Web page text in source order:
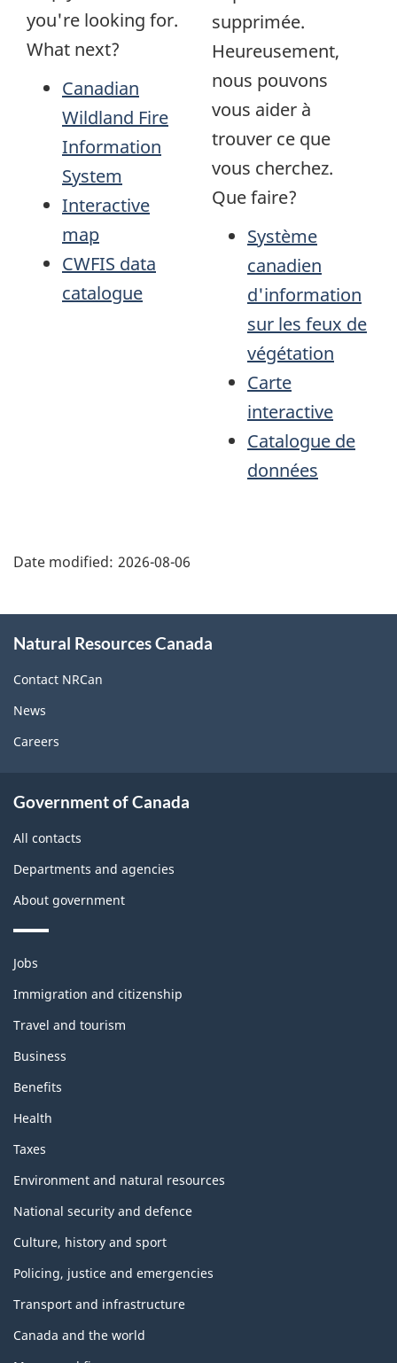
you're looking for.
What next?
Canadian
Wildland Fire
Information
System
Interactive
map
CWFIS data
catalogue
supprimée.
Heureusement,
nous pouvons
vous aider à
trouver ce que
vous cherchez.
Que faire?
Système
canadien
d'information
sur les feux de
végétation
Carte
interactive
Catalogue de
données
details"
Date modified: 2026-08-06
this
site
Natural Resources Canada
Contact NRCan
News
Careers
this
site
Government of Canada
All contacts
Departments and agencies
About government
Themes
topics
Jobs
Immigration and citizenship
Travel and tourism
Business
Benefits
Health
Taxes
Environment and natural resources
National security and defence
Culture, history and sport
Policing, justice and emergencies
Transport and infrastructure
Canada and the world